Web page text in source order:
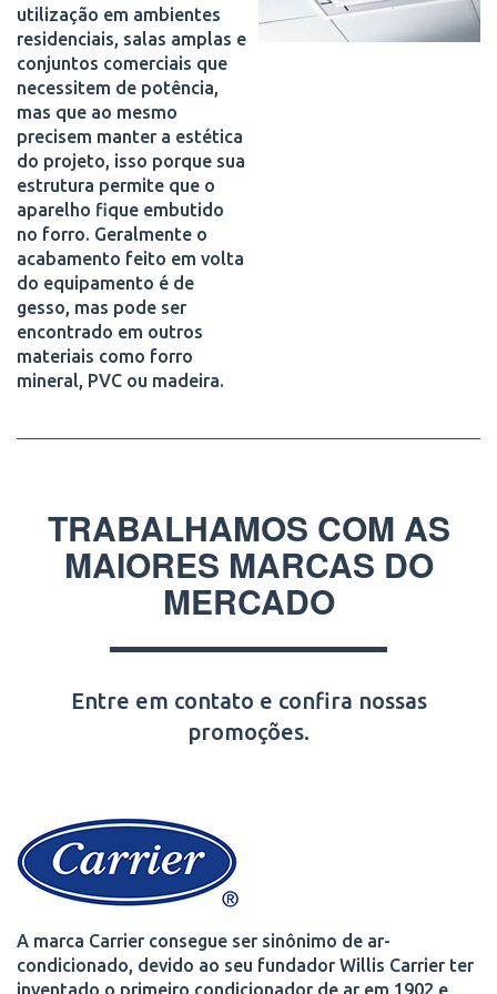
utilização em ambientes
residenciais, salas amplas e
conjuntos comerciais que
necessitem de potência,
mas que ao mesmo
precisem manter a estética
do projeto, isso porque sua
estrutura permite que o
aparelho fique embutido
no forro. Geralmente o
acabamento feito em volta
do equipamento é de
gesso, mas pode ser
encontrado em outros
materiais como forro
mineral, PVC ou madeira.
TRABALHAMOS COM AS
MAIORES MARCAS DO
MERCADO
Entre em contato e confira nossas
promoções.
A marca Carrier consegue ser sinônimo de ar-
condicionado, devido ao seu fundador Willis Carrier ter
inventado o primeiro condicionador de ar em 1902 e